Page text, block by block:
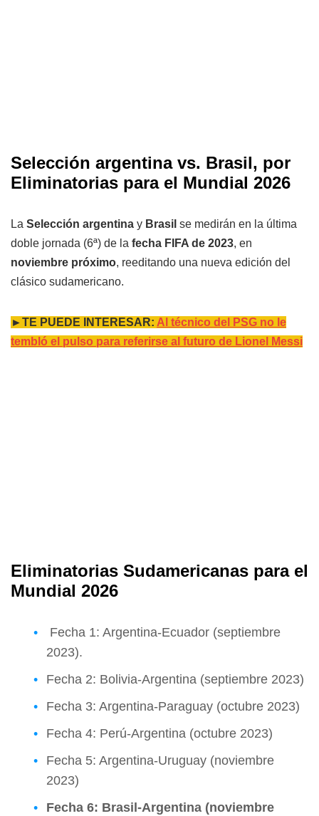
Selección argentina vs. Brasil, por
Eliminatorias para el Mundial 2026
La Selección argentina y Brasil se medirán en la última
doble jornada (6ª) de la fecha FIFA de 2023, en
noviembre próximo, reeditando una nueva edición del
clásico sudamericano.
►TE PUEDE INTERESAR: Al técnico del PSG no le
tembló el pulso para referirse al futuro de Lionel Messi
Eliminatorias Sudamericanas para el
Mundial 2026
Fecha 1: Argentina-Ecuador (septiembre
2023).
Fecha 2: Bolivia-Argentina (septiembre 2023)
Fecha 3: Argentina-Paraguay (octubre 2023)
Fecha 4: Perú-Argentina (octubre 2023)
Fecha 5: Argentina-Uruguay (noviembre
2023)
Fecha 6: Brasil-Argentina (noviembre